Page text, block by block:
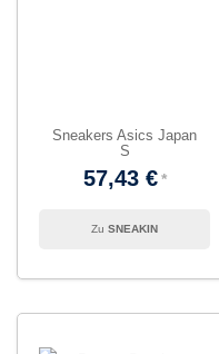
Sneakers Asics Japan
S
57,43 €
SNEAKIN